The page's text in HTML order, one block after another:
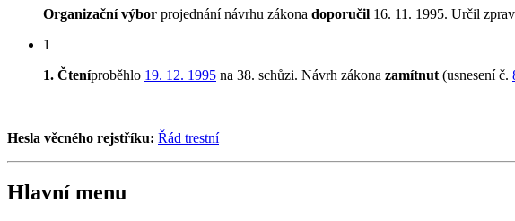
Organizační výbor projednání návrhu zákona doporučil 16. 11. 1995. Určil
1
1. Čteníproběhlo 19. 12. 1995 na 38. schůzi. Návrh zákona zamítnut (usnesení č.
Hesla věcného rejstříku: Řád trestní
Hlavní menu